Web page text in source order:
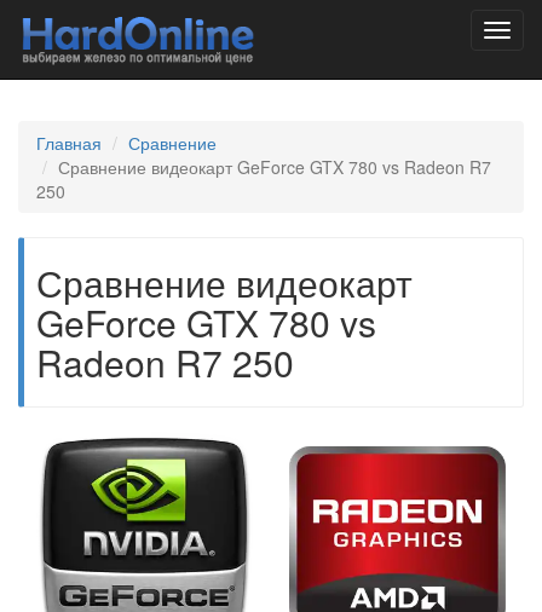
Главная
Сравнение
Сравнение видеокарт GeForce GTX 780 vs Radeon R7
250
Сравнение видеокарт
GeForce GTX 780 vs
Radeon R7 250